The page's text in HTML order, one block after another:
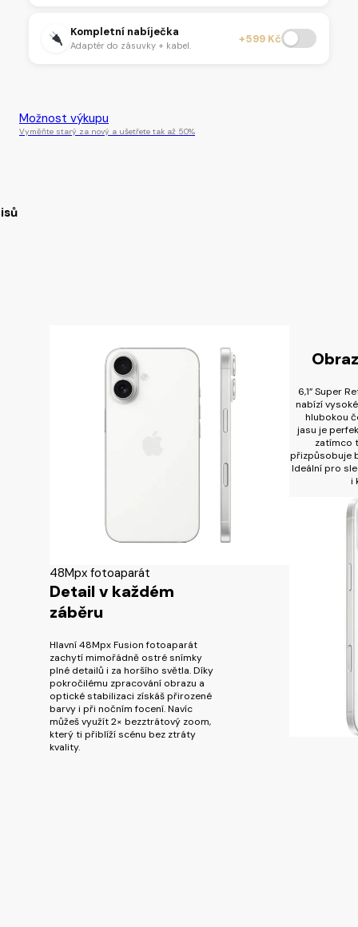
Kompletní nabíječka
Adaptér do zásuvky + kabel. +599 Kč
Možnost výkupu
Vyměňte starý za nový a ušetřete tak až 50%
48Mpx fotoaparát
Detail v každém
záběru
Hlavní 48Mpx Fusion fotoaparát
zachytí mimořádně ostré snímky
plné detailů i za horšího světla. Díky
pokročilému zpracování obrazu a
optické stabilizaci získáš přirozené
barvy i při nočním focení. Navíc
můžeš využít 2× bezztrátový zoom,
který ti přiblíží scénu bez ztráty
kvality.
6,1” Super
nabízí
hlubokou
jasu je
zatímco
přizpůsobuje
Ideální pro
i